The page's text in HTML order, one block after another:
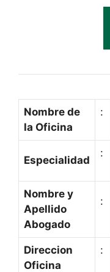
Nombre de
la Oficina
:
Especialidad
:
Nombre y
Apellido
Abogado
:
Direccion
Oficina
: